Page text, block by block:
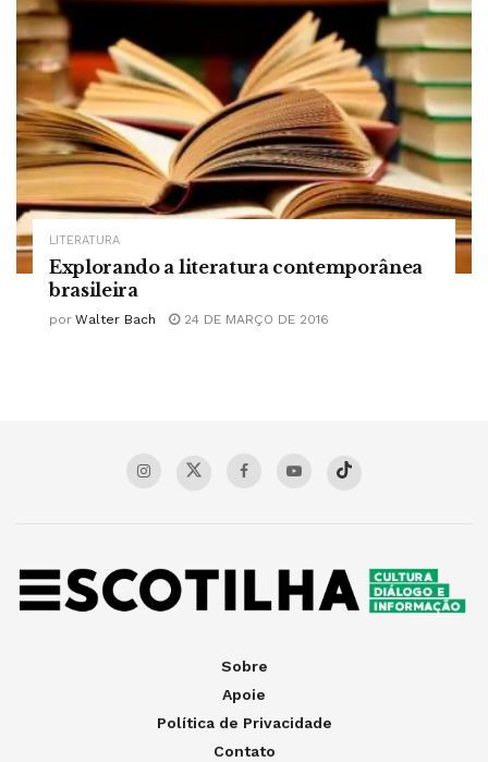
LITERATURA
Explorando a literatura contemporânea
brasileira
por Walter Bach 24 DE MARÇO DE 2016
Sobre
Apoie
Política de Privacidade
Contato